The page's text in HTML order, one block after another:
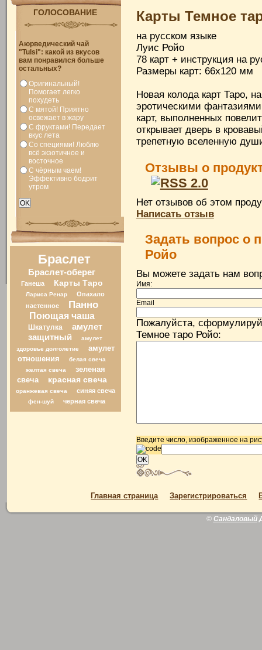
ГОЛОСОВАНИЕ
Аюрведический чай
"Tulsi": какой из вкусов
вам понравился больше
остальных?
Оригинальный!
Помогает легко
похудеть
С мятой! Приятно
освежает в жару
С фруктами! Передает
вкус лета
Со специями! Люблю
всё экзотичное и
восточное
С чёрным чаем!
Эффективно бодрит
утром
Браслет
Браслет-оберег
Ганеша Карты Таро
Лариса Ренар
Опахало
настенное
Панно
Поющая чаша
Шкатулка
амулет
защитный
амулет
здоровье долголетие
амулет
отношения
белая свеча
желтая свеча
зеленая
свеча
красная свеча
оранжевая свеча синяя свеча
фен-шуй черная свеча
Карты Темное
на русском языке
Луис Ройо
78 карт + инструкция на
Размеры карт: 66х120 мм
Новая колода карт Таро,
эротическими
карт, выполненных
открывает дверь в
трепетную вселенную
Отзывы о
Нет отзывов об этом
Написать отзыв
Задать вопрос о
Ройо
Вы можете задать нам
Имя:
Email
Пожалуйста,
Темное таро Ройо:
Введите число, изображенное на
Главная страница Зарегистрироваться
© Сандаловый